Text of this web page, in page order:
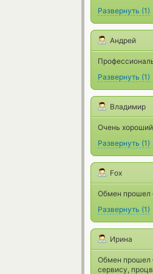
Развернуть (1)
Андрей
Развернуть (1)
Владимир
Очень
Развернуть (1)
Fox
Обмен прошел
Развернуть (1)
Ирина
Обмен прошел
сервису,